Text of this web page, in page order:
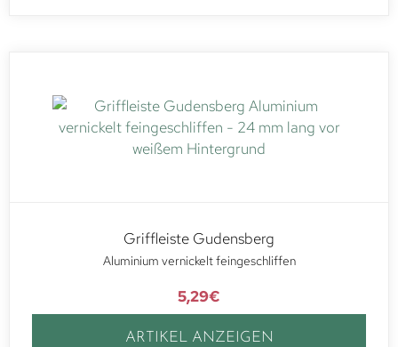
Griffleiste Gudensberg
Aluminium vernickelt feingeschliffen
5,29€
ARTIKEL ANZEIGEN